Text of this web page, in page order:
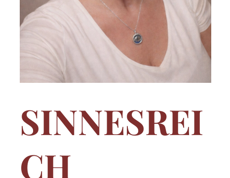
SINNESREI
CH